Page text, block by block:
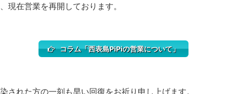
現在営業を再開しております。
コラム「西表島PiPiの営業について」
された方の一刻も早い回復をお祈り申し上げます。